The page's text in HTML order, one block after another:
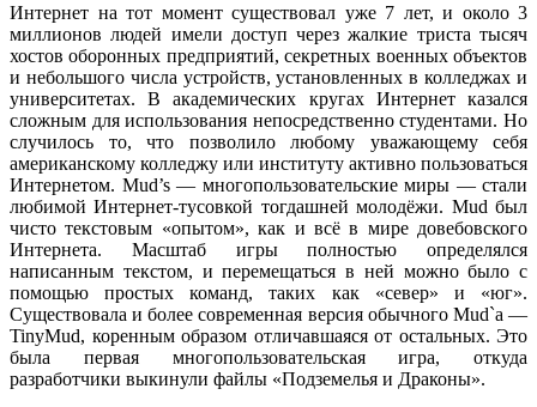
Интернет на тот момент существовал уже 7 лет, и около 3
миллионов людей имели доступ через жалкие триста тысяч
хостов оборонных предприятий, секретных военных объектов
и небольшого числа устройств, установленных в колледжах и
университетах. В академических кругах Интернет казался
сложным для использования непосредственно студентами. Но
случилось то, что позволило любому уважающему себя
американскому колледжу или институту активно пользоваться
Интернетом. Mud’s — многопользовательские миры — стали
любимой Интернет-тусовкой тогдашней молодёжи. Mud был
чисто текстовым «опытом», как и всё в мире довебовского
Интернета. Масштаб игры полностью определялся
написанным текстом, и перемещаться в ней можно было с
помощью простых команд, таких как «север» и «юг».
Существовала и более современная версия обычного Mud`а —
TinyMud, коренным образом отличавшаяся от остальных. Это
была первая многопользовательская игра, откуда
разработчики выкинули файлы «Подземелья и Драконы».